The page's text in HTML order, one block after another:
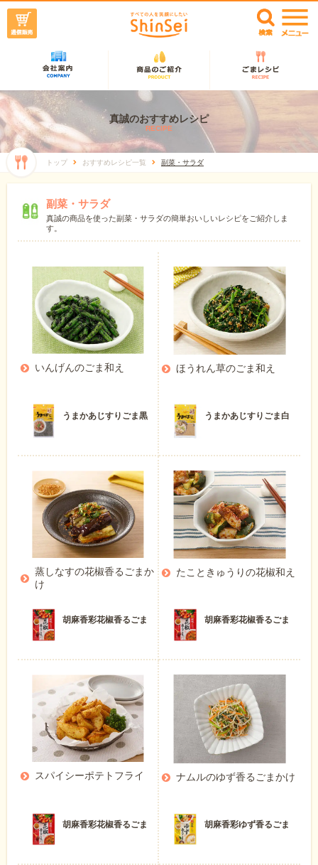
真誠のおすすめレシピ
RECIPE
トップ おすすめレシピ一覧 副菜・サラダ
副菜・サラダ
真誠の商品を使った副菜・サラダの簡単おいしいレシピをご紹介しま
す。
いんげんのごま和え
うまかあじすりごま黒
ほうれん草のごま和え
うまかあじすりごま白
蒸しなすの花椒香るごまか
け
胡麻香彩花椒香るごま
たこときゅうりの花椒和え
胡麻香彩花椒香るごま
スパイシーポテトフライ
胡麻香彩花椒香るごま
ナムルのゆず香るごまかけ
胡麻香彩ゆず香るごま